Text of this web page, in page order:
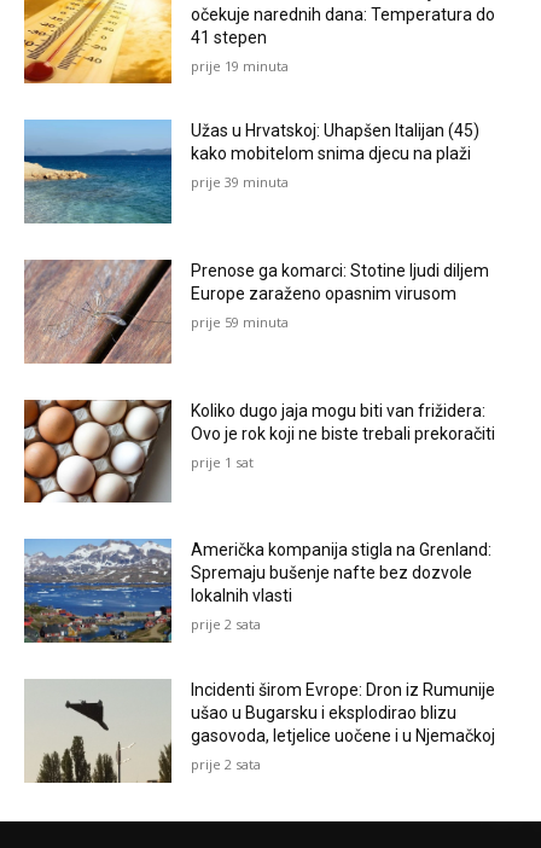
očekuje narednih dana: Temperatura do
41 stepen
prije 19 minuta
Užas u Hrvatskoj: Uhapšen Italijan (45)
kako mobitelom snima djecu na plaži
prije 39 minuta
Prenose ga komarci: Stotine ljudi diljem
Europe zaraženo opasnim virusom
prije 59 minuta
Koliko dugo jaja mogu biti van frižidera:
Ovo je rok koji ne biste trebali prekoračiti
prije 1 sat
Američka kompanija stigla na Grenland:
Spremaju bušenje nafte bez dozvole
lokalnih vlasti
prije 2 sata
Incidenti širom Evrope: Dron iz Rumunije
ušao u Bugarsku i eksplodirao blizu
gasovoda, letjelice uočene i u Njemačkoj
prije 2 sata